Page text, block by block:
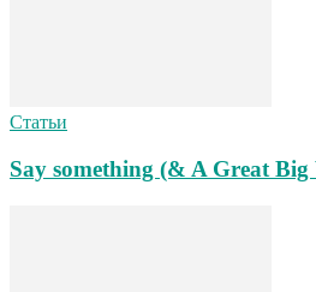
Статьи
Say something (& A Great